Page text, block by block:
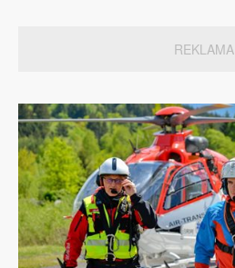
REKLAMA